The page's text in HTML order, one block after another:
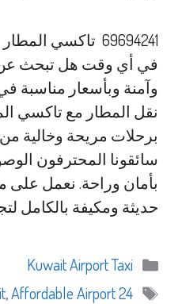
69694241 تاكسي
في أي وقت هل تبحث
وآمنة وبأسعار مناسبة
نقل المطار مع تاكسي
برحلات مريحة وخالية
سائقونا المحترفون
حديثة ومكيفة بالكامل
التصنيفات
Kuwait Airport Taxi
الوسوم
24 Hour Airport Taxi Kuwait
,Affordable Airport